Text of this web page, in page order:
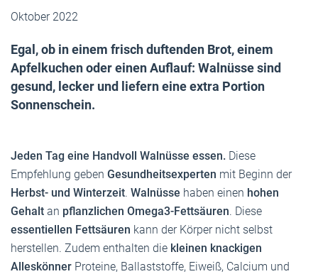
Oktober 2022
Egal, ob in einem frisch duftenden Brot, einem
Apfelkuchen oder einen Auflauf: Walnüsse sind
gesund, lecker und liefern eine extra Portion
Sonnenschein.
Jeden Tag eine Handvoll Walnüsse essen. Diese
Empfehlung geben Gesundheitsexperten mit Beginn der
Herbst- und Winterzeit. Walnüsse haben einen hohen
Gehalt an pflanzlichen Omega3-Fettsäuren. Diese
essentiellen Fettsäuren kann der Körper nicht selbst
herstellen. Zudem enthalten die kleinen knackigen
Alleskönner Proteine, Ballaststoffe, Eiweiß, Calcium und